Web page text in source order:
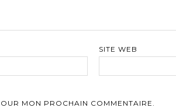
SITE WEB
MON PROCHAIN COMMENTAIRE.